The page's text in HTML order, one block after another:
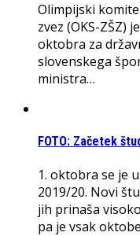
Olimpijski
zvez (OKS-ZŠZ)
oktobra za
slovenskega
ministra…
FOTO: Začetek
1. oktobra se je
2019/20. Novi
jih prinaša
pa je vsak